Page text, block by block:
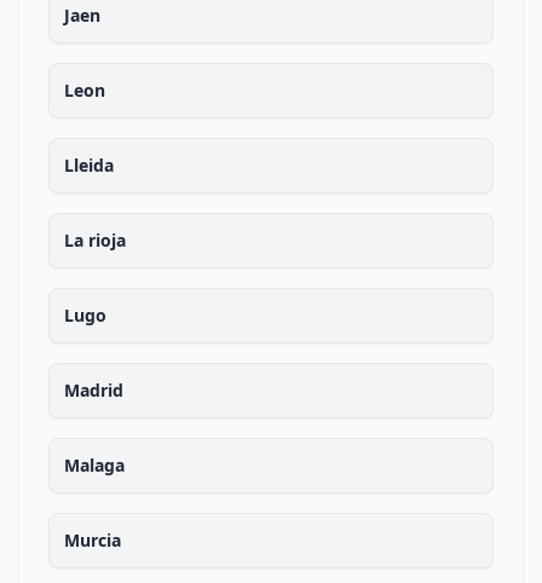
Jaen
Leon
Lleida
La rioja
Lugo
Madrid
Malaga
Murcia